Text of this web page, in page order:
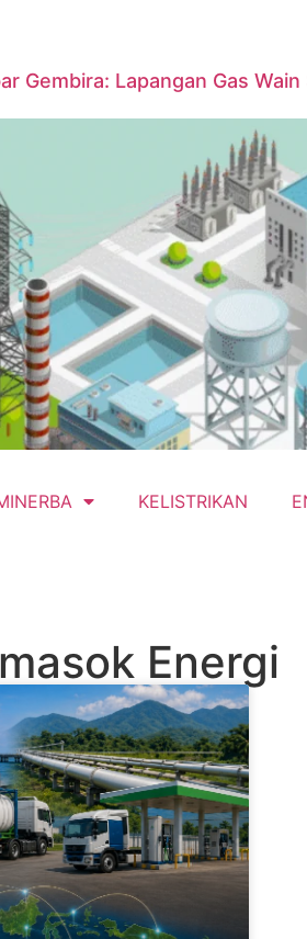
Gembira: Lapangan Gas
KELISTRIKAN
Energi